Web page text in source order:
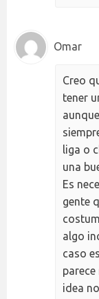
Omar
Creo
tener
liga o
una
Es
gente
algo
caso
idea